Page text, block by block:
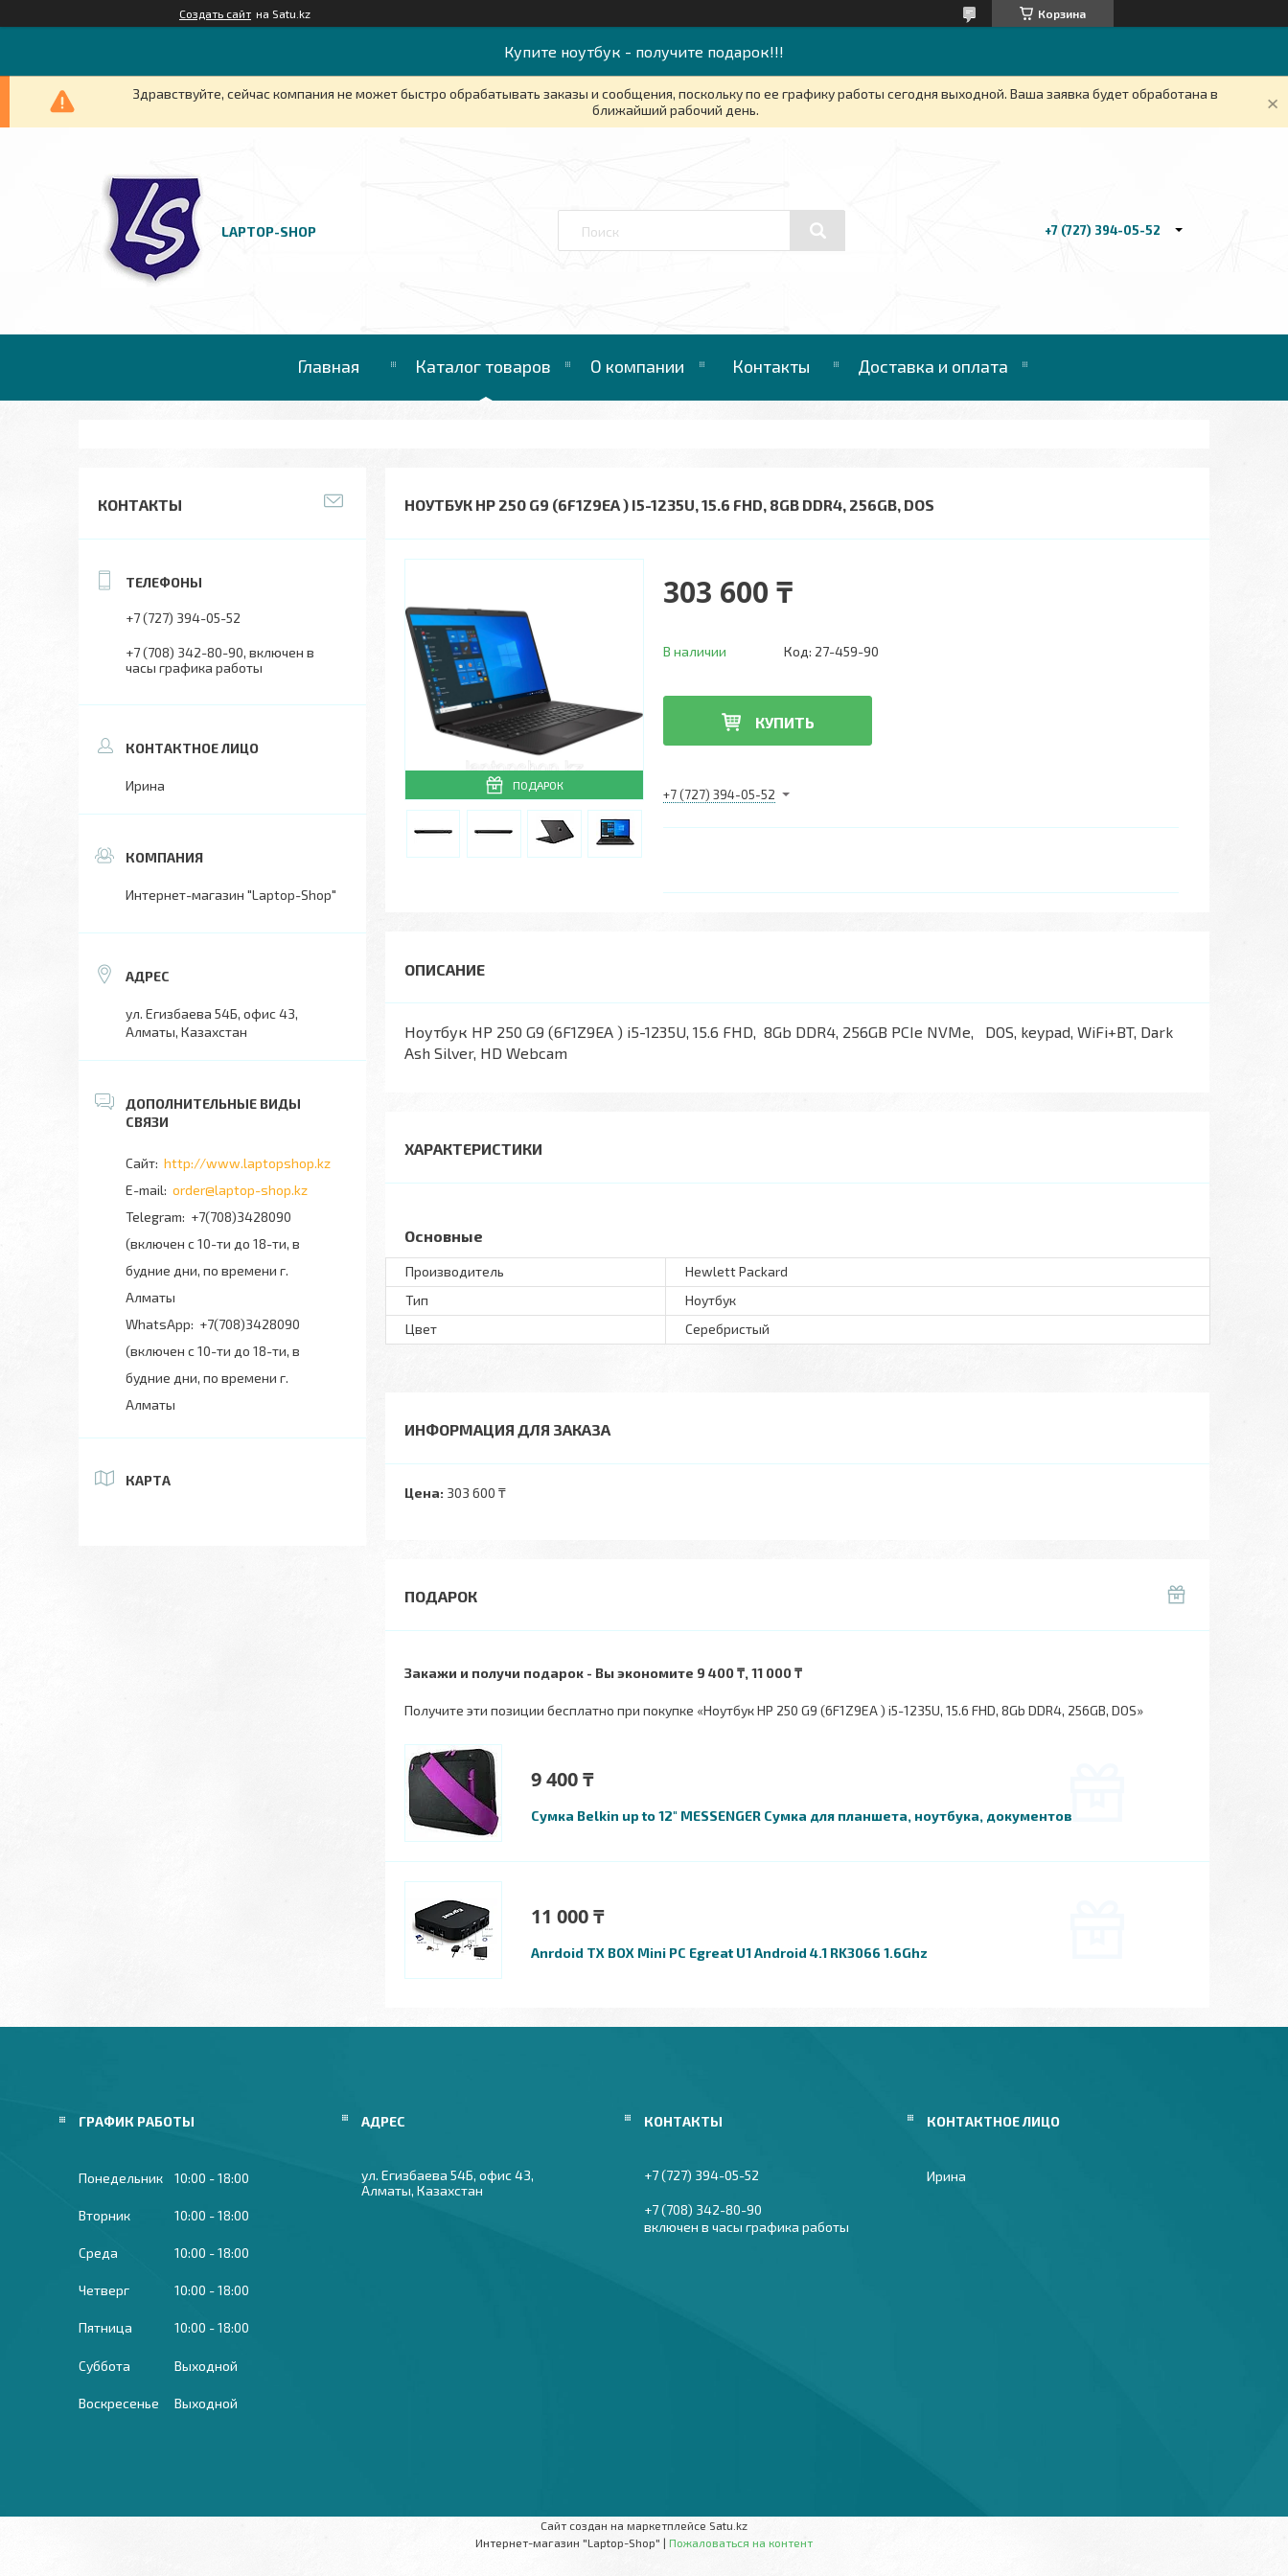
Создать сайт на Satu.kz Корзина
Купите ноутбук - получите подарок!!!
Здравствуйте, сейчас компания не может быстро обрабатывать заказы и сообщения, поскольку по ее графику работы сегодня выходной. Ваша заявка будет обработана в
ближайший рабочий день.
LAPTOP-SHOP +7 (727) 394-05-52
Главная Каталог товаров О компании Контакты Доставка и оплата
НОУТБУК HP 250 G9 (6F1Z9EA ) I5-1235U, 15.6 FHD, 8GB DDR4, 256GB, DOS
ПОДАРОК
303 600 ₸
В наличии Код: 27-459-90
КУПИТЬ
+7 (727) 394-05-52
Ноутбук HP 250 G9 (6F1Z9EA ) i5-1235U, 15.6 FHD, 8Gb DDR4, 256GB PCIe NVMe, DOS, keypad, WiFi+BT, Dark
Ash Silver, HD Webcam
ХАРАКТЕРИСТИКИ
Основные
Производитель
Hewlett Packard
Тип
Ноутбук
Цвет
Серебристый
ИНФОРМАЦИЯ ДЛЯ ЗАКАЗА
Цена: 303 600 ₸
Закажи и получи подарок Вы экономите 9 400 ₸, 11 000 ₸
Получите эти позиции бесплатно при покупке «Ноутбук HP 250 G9 (6F1Z9EA ) i5-1235U, 15.6 FHD, 8Gb DDR4, 256GB, DOS»
9 400 ₸
Сумка Belkin up to 12" MESSENGER Сумка для планшета, ноутбука, документов.
11 000 ₸
Anrdoid TX BOX Mini PC Egreat U1 Android 4.1 RK3066 1.6Ghz
КОНТАКТЫ
+7 (727) 394-05-52
+7 (708) 342-80-90 включен в
часы графика работы
Ирина
Интернет-магазин "Laptop-Shop"
ул. Егизбаева 54Б, офис 43,
Алматы, Казахстан
http://www.laptopshop.kz
order@laptop-shop.kz
+7(708)3428090
(включен с 10-ти до 18-ти, в
будние дни, по времени г.
Алматы
+7(708)3428090
(включен с 10-ти до 18-ти, в
будние дни, по времени г.
Алматы
КАРТА
ГРАФИК РАБОТЫ
Понедельник 10:00 18:00
Вторник 10:00 18:00
Среда 10:00 18:00
Четверг 10:00 18:00
Пятница 10:00 18:00
Суббота Выходной
Воскресенье Выходной
ул. Егизбаева 54Б, офис 43,
Алматы, Казахстан
+7 (727) 394-05-52
+7 (708) 342-80-90
включен в часы графика работы
Ирина
Сайт создан на маркетплейсе Satu.kz
Интернет-магазин "Laptop-Shop" | Пожаловаться на контент